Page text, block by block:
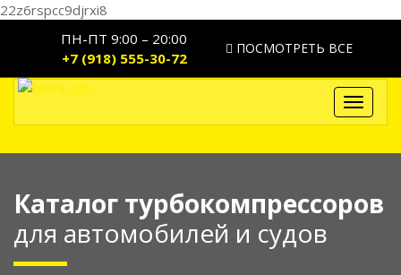
22z6rspcc9djrxi8
ПН-ПТ 9:00 – 20:00
+7 (918) 555-30-72
ПОСМОТРЕТЬ ВСЕ
Toggle
Каталог турбокомпрессоров
для автомобилей и судов